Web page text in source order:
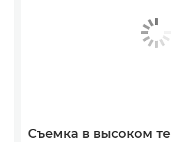
Съемка в высоком